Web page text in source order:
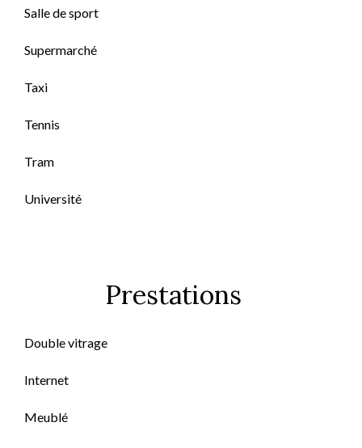
Salle de sport
Supermarché
Taxi
Tennis
Tram
Université
Prestations
Double vitrage
Internet
Meublé